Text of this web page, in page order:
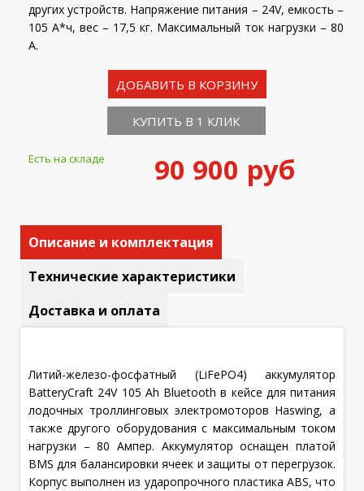
других устройств. Напряжение питания – 24V, емкость –
105 А*ч, вес – 17,5 кг. Максимальный ток нагрузки – 80
А.
ДОБАВИТЬ В КОРЗИНУ
КУПИТЬ В 1 КЛИК
90 900 руб
Есть на складе
Описание и комплектация
Технические характеристики
Доставка и оплата
Литий-железо-фосфатный (LiFePO4) аккумулятор
BatteryCraft 24V 105 Ah Bluetooth в кейсе для питания
лодочных троллинговых электромоторов Haswing, а
также другого оборудования с максимальным током
нагрузки – 80 Ампер. Аккумулятор оснащен платой
BMS для балансировки ячеек и защиты от перегрузок.
Корпус выполнен из ударопрочного пластика ABS, что